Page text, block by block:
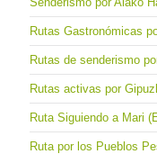
Rutas Gastronómicas
Rutas de senderismo
Rutas activas por
Ruta Siguiendo a Mari
Ruta por los Pueblos